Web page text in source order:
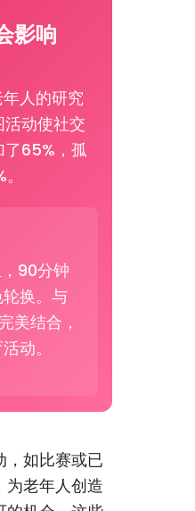
影响
人的研究
动使社交
了65%，孤
90分钟
换。与
完美结合，
动。
，如比赛或已
为老年人创造